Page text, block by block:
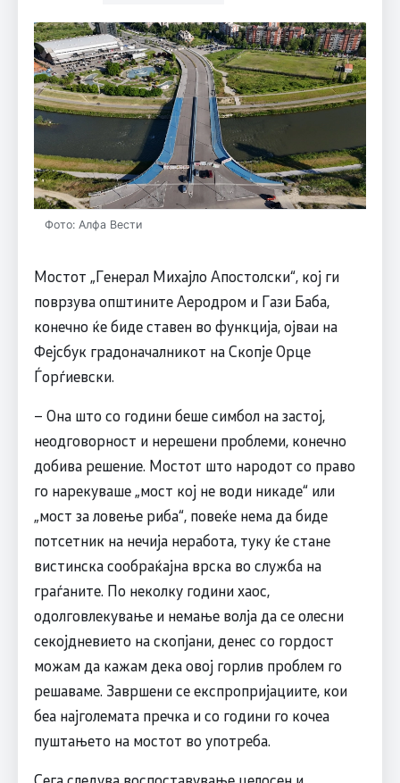
Фото: Алфа Вести
Мостот „Генерал Михајло Апостолски“, кој ги
поврзува општините Аеродром и Гази Баба,
конечно ќе биде ставен во функција, ојваи на
Фејсбук градоначалникот на Скопје Орце
Ѓорѓиевски.
– Она што со години беше симбол на застој,
неодговорност и нерешени проблеми, конечно
добива решение. Мостот што народот со право
го нарекуваше „мост кој не води никаде“ или
„мост за ловење риба“, повеќе нема да биде
потсетник на нечија неработа, туку ќе стане
вистинска сообраќајна врска во служба на
граѓаните. По неколку години хаос,
одолговлекување и немање волја да се олесни
секојдневието на скопјани, денес со гордост
можам да кажам дека овој горлив проблем го
решаваме. Завршени се експропријациите, кои
беа најголемата пречка и со години го кочеа
пуштањето на мостот во употреба.